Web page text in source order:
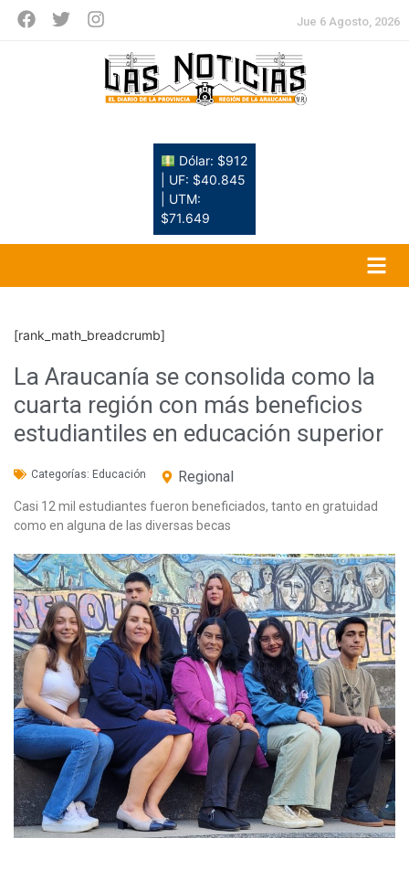
Jue 6 Agosto, 2026
Dólar: $912
| UF: $40.845
| UTM:
$71.649
[rank_math_breadcrumb]
La Araucanía se consolida como la
cuarta región con más beneficios
estudiantiles en educación superior
Categorías: Educación Regional
Casi 12 mil estudiantes fueron beneficiados, tanto en gratuidad
como en alguna de las diversas becas